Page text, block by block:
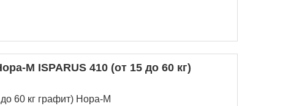
М ISPARUS 410 (от 15 до 60 кг)
60 кг графит) Нора-М